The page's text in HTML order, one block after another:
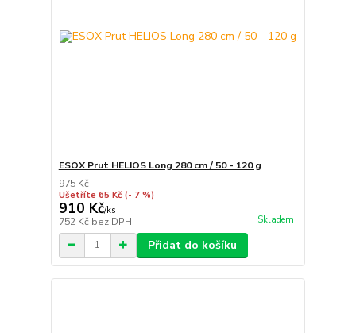
ESOX Prut HELIOS Long 280 cm / 50 - 120 g
975 Kč
Ušetříte 65 Kč (- 7 %)
910 Kč/ks
752 Kč bez DPH Skladem
Přidat do košíku